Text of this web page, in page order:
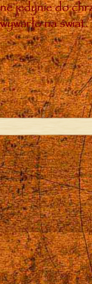
jedynie do
na świat.